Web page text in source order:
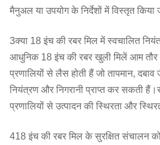
मैनुअल या उपयोग के निर्देशों में विस्तृत किया
3क्या 18 इंच की रबर मिल में स्वचालित
आधुनिक 18 इंच की रबर खुली मिलें आम तौर
प्रणालियों से लैस होती हैं जो तापमान,
नियंत्रण और निगरानी प्राप्त कर सकती
प्रणालियों से उत्पादन की स्थिरता और
418 इंच की रबर मिल के सुरक्षित संचालन